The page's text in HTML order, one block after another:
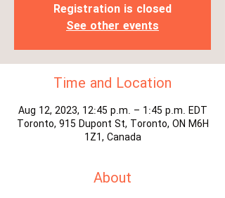
Registration is closed
See other events
Time and Location
Aug 12, 2023, 12:45 p.m. – 1:45 p.m. EDT
Toronto, 915 Dupont St, Toronto, ON M6H
1Z1, Canada
About